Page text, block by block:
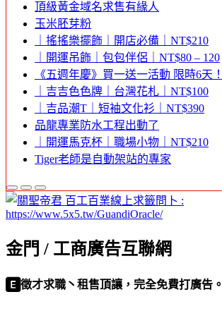
頂級黃金域名求售有緣人
玉米胚芽粉
｜搖搖樂擺飾｜開店必備｜NT$210
｜開運吊飾｜包包伴侶｜NT$80 – 120
《五週年慶》買一送一活動 限時6天！
｜吉吉色色牌｜台灣花札｜NT$100
｜吉品潮T｜短袖文化衫｜NT$390
品龍專業防水工程出動了
｜開運馬克杯｜職場小物｜NT$210
Tiger老師是自動架站的專家
金門 / 工商廣告互聯網
徵才求職丶租售頂讓，完全免費打廣告。